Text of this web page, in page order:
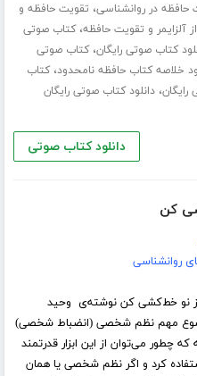
در روانشناسی، تقویت حافظه و
آلزایمر و تقویت حافظه،کتاب صوتی
کتاب صوتی رایگان،کتاب صوتی
خلاصه کتاب حافظه نامحدود،کتاب
،دانلود کتاب صوتی رایگان
دانلود کتاب صوتی
کن
روانشناسی
نو خط‌کشی کن نوشته‌ی وحید
مهم نظم شخصی (انضباط شخصی)
که چطور می‌توان از این ابزار قدرتمند
کرد و اگر نظم شخصی یا همان